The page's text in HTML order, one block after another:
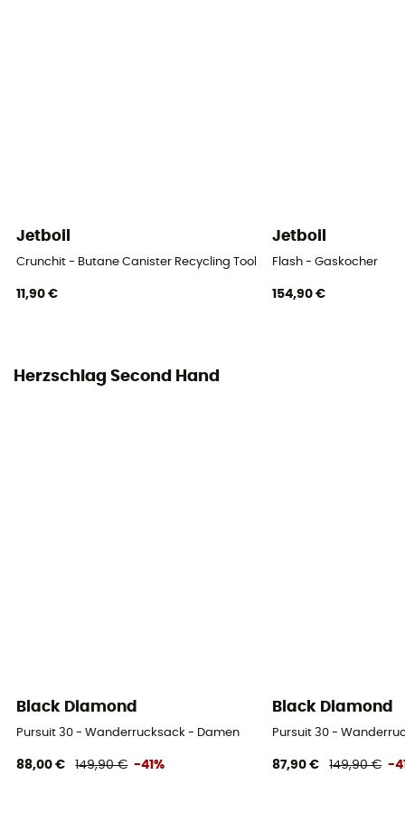
Jetboil
Crunchit - Butane Canister Recycling Tool
11,90 €
Jetboil
Flash - Gaskocher
154,90 €
Herzschlag Second Hand
Black Diamond
Pursuit 30 - Wanderrucksack - Damen
88,00 € 149,90 € -41%
Black Diamond
Pursuit 30 -
87,90 € 149,90 € -